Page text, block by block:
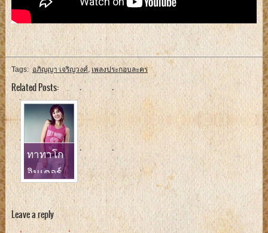
Tags:อภิญญา เจริญวงศ์,เพลงประกอบละคร
Related Posts:
ทาทาโก
อินเตอร์
เพลง
เหมือน บริ
ทนีย์
Leave a reply